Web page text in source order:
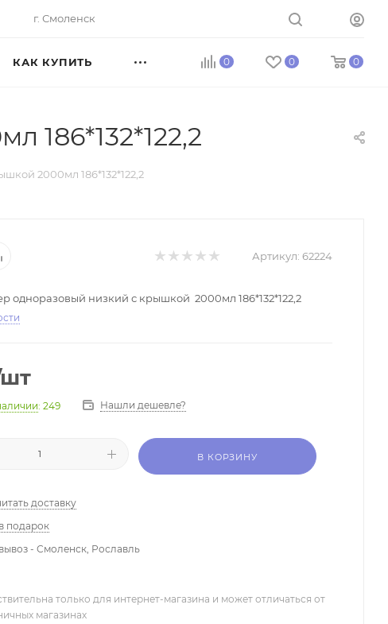
г. Смоленск
0 0 0
КАК КУПИТЬ
186*132*122,2
2000мл 186*132*122,2
Артикул: 62224
одноразовый низкий с крышкой 2000мл 186*132*122,2
: 249 Нашли дешевле?
В КОРЗИНУ
доставку
подарок
- Смоленск, Рославль
только для интернет-магазина и может отличаться от
магазинах